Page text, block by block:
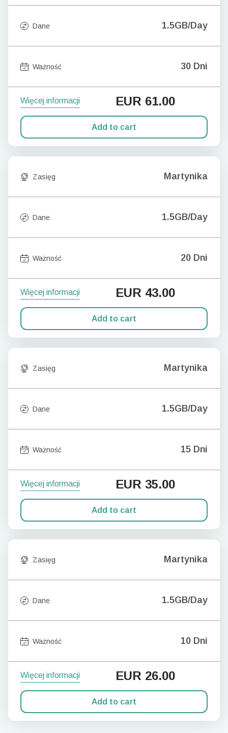
Dane 1.5GB/Day
Ważność 30 Dni
Więcej informacji EUR 61.00
Add to cart
Zasięg Martynika
Dane 1.5GB/Day
Ważność 20 Dni
Więcej informacji EUR 43.00
Add to cart
Zasięg Martynika
Dane 1.5GB/Day
Ważność 15 Dni
Więcej informacji EUR 35.00
Add to cart
Zasięg Martynika
Dane 1.5GB/Day
Ważność 10 Dni
Więcej informacji EUR 26.00
Add to cart